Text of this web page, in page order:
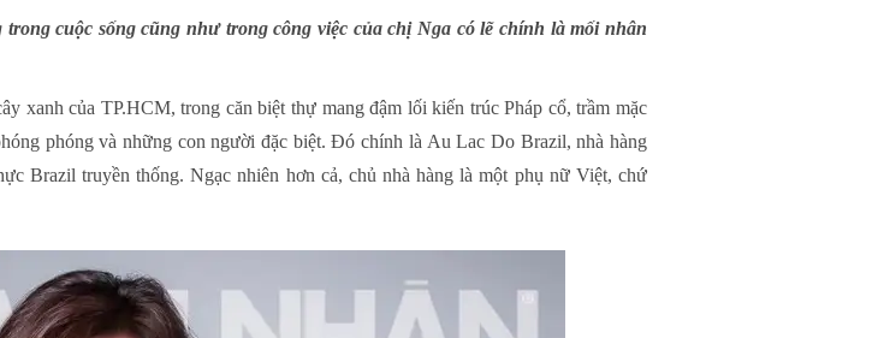
cuộc sống cũng như trong công việc của chị Nga có lẽ chính là mối nhân
xanh của TP.HCM, trong căn biệt thự mang đậm lối kiến trúc Pháp cổ, trầm mặc
phóng và những con người đặc biệt. Đó chính là Au Lac Do Brazil, nhà hàng
Brazil truyền thống. Ngạc nhiên hơn cả, chủ nhà hàng là một phụ nữ Việt, chứ